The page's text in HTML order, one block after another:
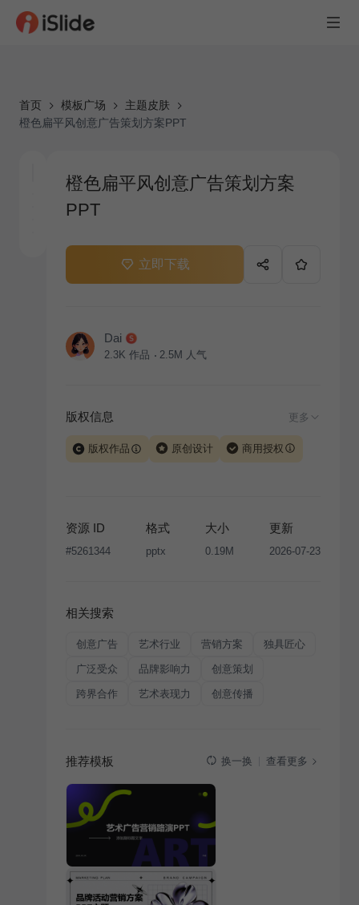
首页 模板广场
主题皮肤
橙色扁平风创意广告策划方案PPT
橙色扁平风创意广告策划方案
PPT
立即下载
Dai
2.3K 作品 2.5M 人气
版权信息 更多
版权作品 原创设计 商用授权
版权声明
条款，禁止任何形式的转让、出售或出租，未
经投权许可任何人不得擅自转载和分发，否则将接照我
资源 ID
#5261344
格式
pptx
大小
0.19M
更新
2026-07-23
相关搜索
创意广告 艺术行业 营销方案 独具匠心
广泛受众 品牌影响力 创意策划
跨界合作 艺术表现力 创意传播
推荐模板 换一换 查看更多